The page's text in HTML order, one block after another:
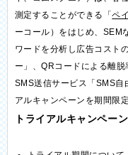
測定することができる「ペ
ーコール）をはじめ、SEM
ワードを分析し広告コスト
ー」、QRコードによる離
SMS送信サービス「SMS自
アルキャンペーンを期間限
トライアルキャンペー